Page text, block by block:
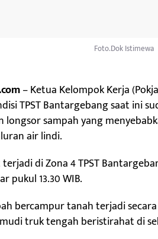
Foto.Dok Istimewa
– Ketua Kelompok Kerja
TPST Bantargebang saat ini
longsor sampah yang
air lindi.
di Zona 4 TPST
pukul 13.30 WIB.
bercampur tanah terjadi
truk tengah beristirahat di